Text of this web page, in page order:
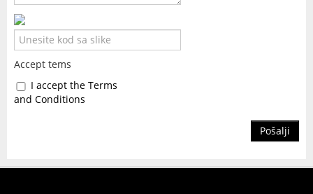
Accept tems
I accept the Terms
and Conditions
Pošalji